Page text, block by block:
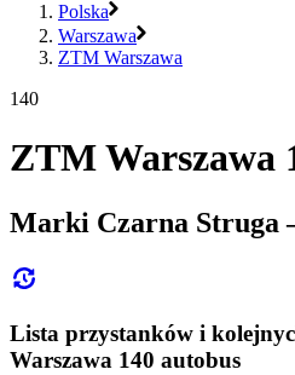
Polska
Warszawa
ZTM Warszawa
140
ZTM Warszawa
Marki Czarna Struga
Lista przystanków i
Warszawa 140 autobus